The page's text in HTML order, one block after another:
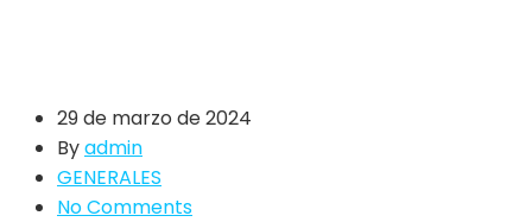
29 de marzo de 2024
Byadmin
GENERALES
No Comments